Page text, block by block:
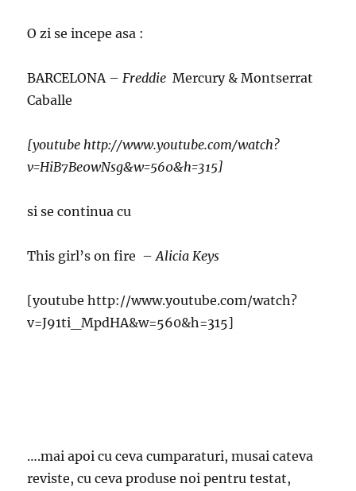
O zi se incepe asa :
BARCELONA – Freddie Mercury & Montserrat
Caballe
[youtube http://www.youtube.com/watch?
v=HiB7Be0wNsg&w=560&h=315]
si se continua cu
This girl’s on fire –Alicia Keys
[youtube http://www.youtube.com/watch?
v=J91ti_MpdHA&w=560&h=315]
….mai apoi cu ceva cumparaturi, musai cateva
reviste, cu ceva produse noi pentru testat,